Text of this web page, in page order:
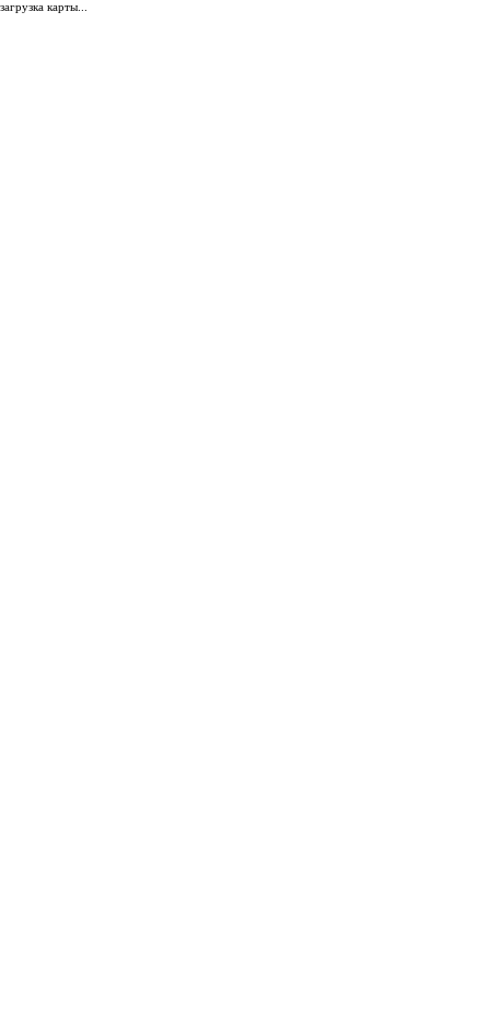
загрузка карты...